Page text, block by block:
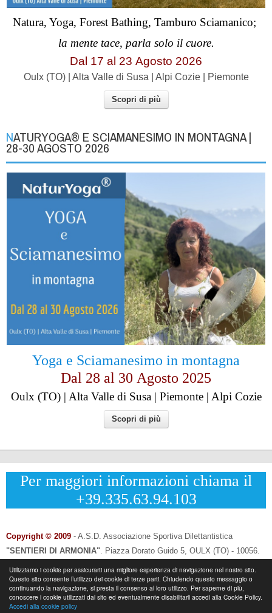
Utilizziamo i cookie per assicurarti una migliore esperienza di navigazione nel nostro sito.
Questo sito consente l’utilizzo dei cookie di terze parti. Chiudendo questo messaggio o
continuando la navigazione, si presta il consenso al loro utilizzo. Per saperne di più,
conoscere i cookie utilizzati dal sito ed eventualmente disabilitarli accedi alla Cookie Policy.
Accedi alla cookie policy
Natura, Yoga, Forest Bathing, Tamburo Sciamanico;
la mente tace, parla solo il cuore.
Dal 17 al 23 Agosto 2026
Oulx (TO) | Alta Valle di Susa | Alpi Cozie | Piemonte
Scopri di più
NATURYOGA® E SCIAMANESIMO IN MONTAGNA |
28-30 AGOSTO 2026
Yoga e Sciamanesimo in montagna
Dal 28 al 30 Agosto 2025
Oulx (TO) | Alta Valle di Susa | Piemonte | Alpi Cozie
Scopri di più
Per maggiori informazioni chiama il
+39.335.63.94.103
Copyright © 2009 - A.S.D. Associazione Sportiva Dilettantistica
"SENTIERI DI ARMONIA" Piazza Dorato Guido 5, OULX (TO) - 10056.
Info & Contatti:Laura Eynard: +39.335.6394103
-Email: info@sentieridiarmonia.com